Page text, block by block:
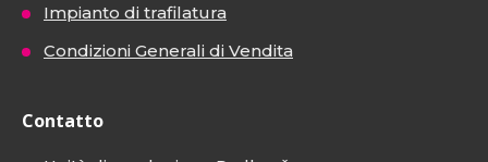
Impianto di trafilatura
Condizioni Generali di Vendita
Contatto